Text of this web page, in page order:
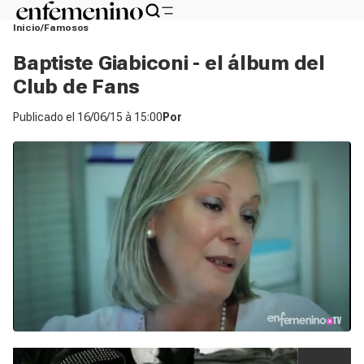
Inicio Famosos
Baptiste Giabiconi - el álbum del
Club de Fans
Publicado el 16/06/15 à 15:00 Por